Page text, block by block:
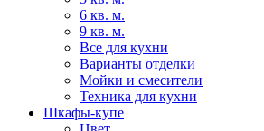
6 кв. м.
9 кв. м.
Все для кухни
Варианты отделки
Мойки и смесители
Техника для кухни
Шкафы-купе